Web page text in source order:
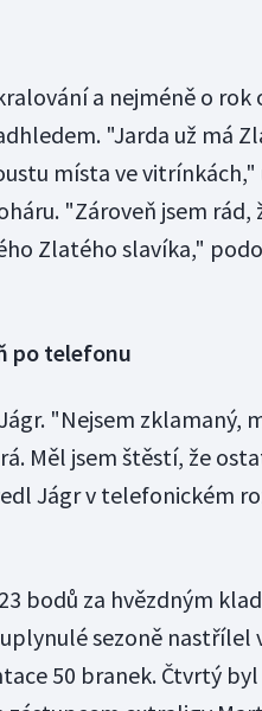
a nejméně o rok
"Jarda už má
místa ve vitrínkách,"
"Zároveň jsem rád,
Zlatého slavíka,"
po telefonu
"Nejsem zklamaný,
Měl jsem štěstí, že
Jágr v telefonickém
bodů za hvězdným
sezoně nastřílel
50 branek. Čtvrtý byl